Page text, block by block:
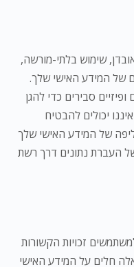
שימוש בלתי-מורשה,
של המידע האישי שלך.
סבירים כדי להגן
יכולים להבטיח
של המידע האישי שלך
העברת נתונים דרך רשת
זכויות הקשורות
חלים על המידע האישי